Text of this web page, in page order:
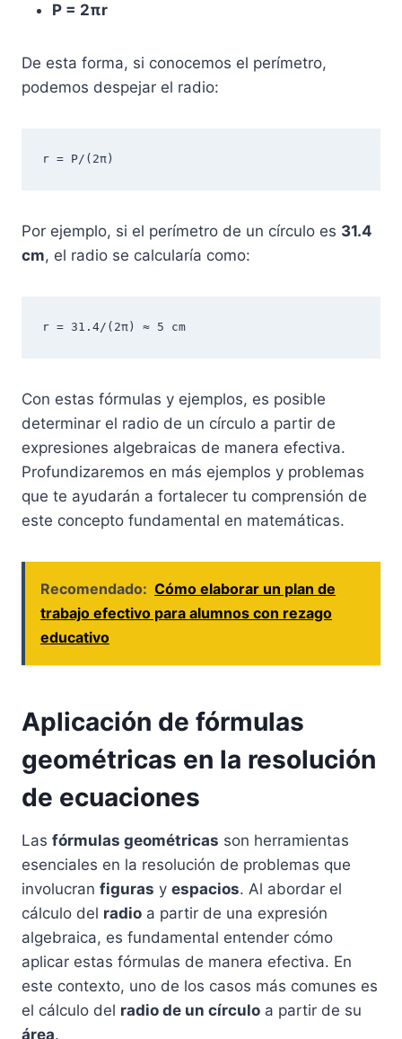
P = 2πr
De esta forma, si conocemos el perímetro,
podemos despejar el radio:
r = P/(2π)
Por ejemplo, si el perímetro de un círculo es 31.4
cm, el radio se calcularía como:
r = 31.4/(2π) ≈ 5 cm
Con estas fórmulas y ejemplos, es posible
determinar el radio de un círculo a partir de
expresiones algebraicas de manera efectiva.
Profundizaremos en más ejemplos y problemas
que te ayudarán a fortalecer tu comprensión de
este concepto fundamental en matemáticas.
Recomendado: Cómo elaborar un plan de
trabajo efectivo para alumnos con rezago
educativo
Aplicación de fórmulas
geométricas en la resolución
de ecuaciones
Las fórmulas geométricas son herramientas
esenciales en la resolución de problemas que
involucran figuras y espacios. Al abordar el
cálculo del radio a partir de una expresión
algebraica, es fundamental entender cómo
aplicar estas fórmulas de manera efectiva. En
este contexto, uno de los casos más comunes es
el cálculo del radio de un círculo a partir de su
área.